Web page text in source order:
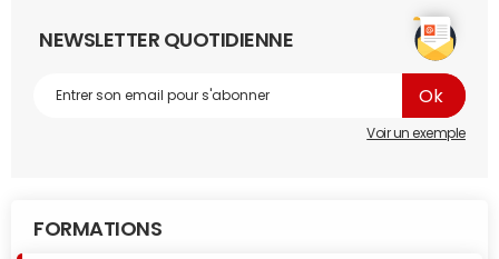
NEWSLETTER QUOTIDIENNE
Voir un exemple
FORMATIONS